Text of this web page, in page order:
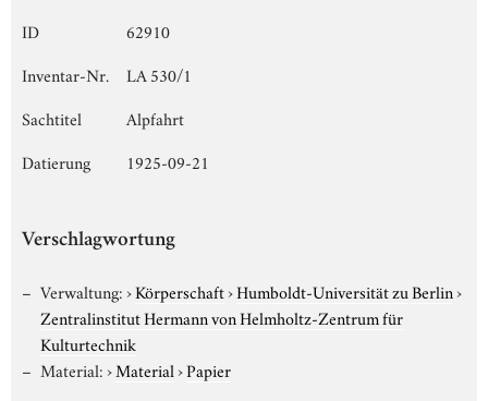
ID
62910
Inventar-Nr.
LA 530/1
Sachtitel
Alpfahrt
Datierung
1925-09-21
Verschlagwortung
Verwaltung:›Körperschaft›Humboldt-Universität zu Berlin›
Zentralinstitut Hermann von Helmholtz-Zentrum für
Kulturtechnik
Material:›Material›Papier